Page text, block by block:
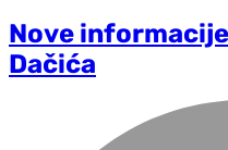
Nove
Dačića